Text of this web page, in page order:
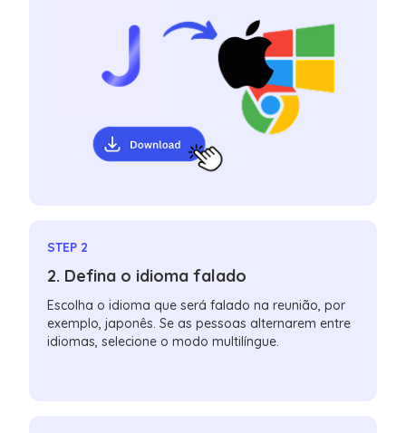
STEP 2
2. Defina o idioma falado
Escolha o idioma que será falado na reunião, por
exemplo, japonês. Se as pessoas alternarem entre
idiomas, selecione o modo multilíngue.